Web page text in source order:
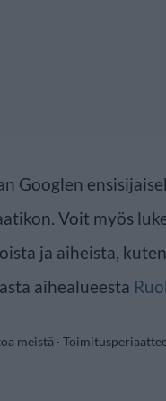
Googlen
Voit myös
ja aiheista, kuten
aihealueesta
meistä ·